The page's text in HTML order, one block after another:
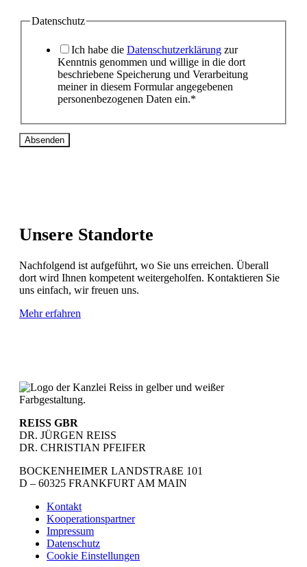
Datenschutz
Ich habe die Datenschutzerklärung zur
Kenntnis genommen und willige in die dort
beschriebene Speicherung und Verarbeitung
meiner in diesem Formular angegebenen
personenbezogenen Daten ein.*
Absenden
Unsere Standorte
Nachfolgend ist aufgeführt, wo Sie uns erreichen. Überall
dort wird Ihnen kompetent weitergeholfen. Kontaktieren Sie
uns einfach, wir freuen uns.
Mehr erfahren
REISS GBR
DR. JÜRGEN REISS
DR. CHRISTIAN PFEIFER
BOCKENHEIMER LANDSTRAßE 101
D – 60325 FRANKFURT AM MAIN
Kontakt
Kooperationspartner
Impressum
Datenschutz
Cookie Einstellungen